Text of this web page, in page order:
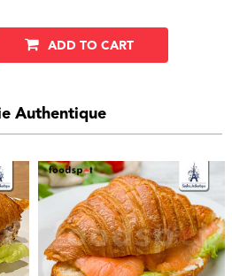
ADD TO CART
Authentique